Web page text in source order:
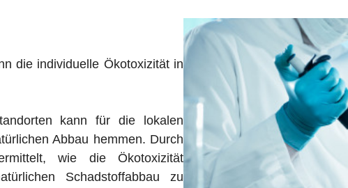
die individuelle Ökotoxizität in
kann für die lokalen
Abbau hemmen. Durch
wie die Ökotoxizität
Schadstoffabbau zu